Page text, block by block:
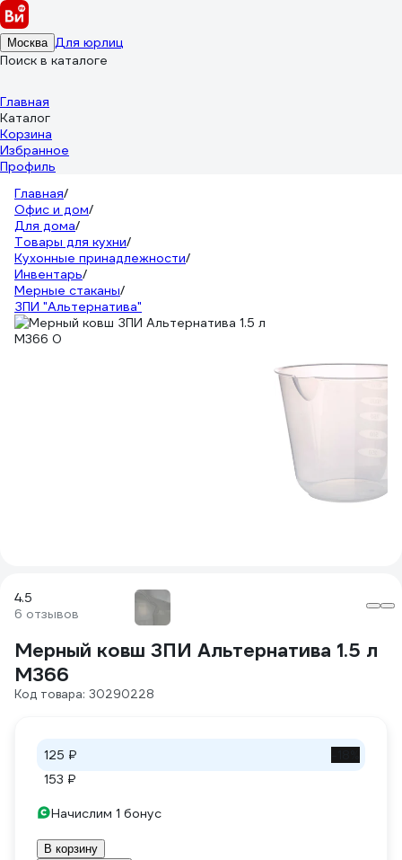
Москва Для юрлиц
Поиск в каталоге
Главная
Каталог
Корзина
Избранное
Профиль
Главная/
Офис и дом/
Для дома/
Товары для кухни/
Кухонные принадлежности/
Инвентарь/
Мерные стаканы/
ЗПИ "Альтернатива"
4.5
6 отзывов
Мерный ковш ЗПИ Альтернатива 1.5 л
М366
Код товара: 30290228
125 ₽
153 ₽
Начислим 1 бонус
В корзину